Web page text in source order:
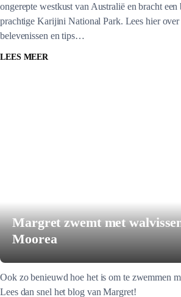
ongerepte westkust van Australië en bracht een
prachtige Karijini National Park. Lees hier over
belevenissen en tips…
LEES MEER
Margret zwemt met
Moorea
Ook zo benieuwd hoe het is om te zwemmen
Lees dan snel het blog van Margret!